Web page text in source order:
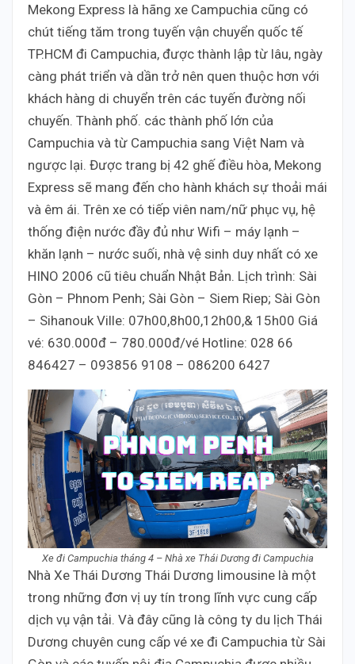
Mekong Express là hãng xe Campuchia cũng có
chút tiếng tăm trong tuyến vận chuyển quốc tế
TP.HCM đi Campuchia, được thành lập từ lâu, ngày
càng phát triển và dần trở nên quen thuộc hơn với
khách hàng di chuyển trên các tuyến đường nối
chuyến. Thành phố. các thành phố lớn của
Campuchia và từ Campuchia sang Việt Nam và
ngược lại. Được trang bị 42 ghế điều hòa, Mekong
Express sẽ mang đến cho hành khách sự thoải mái
và êm ái. Trên xe có tiếp viên nam/nữ phục vụ, hệ
thống điện nước đầy đủ như Wifi – máy lạnh –
khăn lạnh – nước suối, nhà vệ sinh duy nhất có xe
HINO 2006 cũ tiêu chuẩn Nhật Bản. Lịch trình: Sài
Gòn – Phnom Penh; Sài Gòn – Siem Riep; Sài Gòn
– Sihanouk Ville: 07h00,8h00,12h00,& 15h00 Giá
vé: 630.000đ – 780.000đ/vé Hotline: 028 66
846427 – 093856 9108 – 086200 6427
Xe đi Campuchia tháng 4 – Nhà xe Thái Dương đi Campuchia
Nhà Xe Thái Dương Thái Dương limousine là một
trong những đơn vị uy tín trong lĩnh vực cung cấp
dịch vụ vận tải. Và đây cũng là công ty du lịch Thái
Dương chuyên cung cấp vé xe đi Campuchia từ Sài